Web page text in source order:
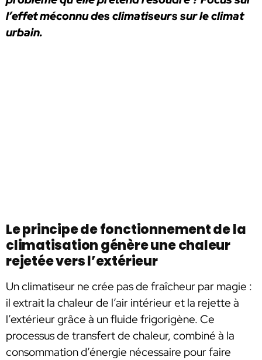
l’effet méconnu des climatiseurs sur le climat
urbain.
Le principe de fonctionnement de la
climatisation génère une chaleur
rejetée vers l’extérieur
Un climatiseur ne crée pas de fraîcheur par magie :
il extrait la chaleur de l’air intérieur et la rejette à
l’extérieur grâce à un fluide frigorigène. Ce
processus de transfert de chaleur, combiné à la
consommation d’énergie nécessaire pour faire